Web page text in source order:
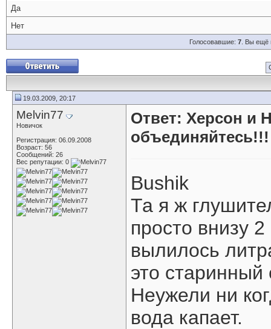
Да
Нет
Голосовавшие: 7 . Вы ещё
19.03.2009, 20:17
Melvin77
Новичок
Регистрация: 06.09.2008
Возраст: 56
Сообщений: 26
Вес репутации: 0
Ответ: Херсон и
объединяйтесь!!!
Bushik
Та я ж
просто внизу
вылилось
это
Неужели ни
вода капает.